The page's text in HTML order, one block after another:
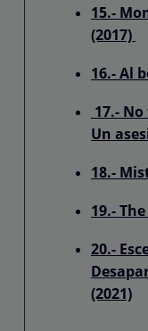
15.-
(2017)
16.- Al
17.-
Un
18.-
19.-
20.-
(2021)